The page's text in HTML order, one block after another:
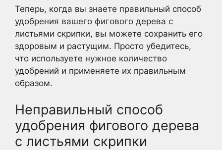
Теперь, когда вы знаете правильный способ
удобрения вашего фигового дерева с
листьями скрипки, вы можете сохранить его
здоровым и растущим. Просто убедитесь,
что используете нужное количество
удобрений и применяете их правильным
образом.
Неправильный способ
удобрения фигового дерева
с листьями скрипки